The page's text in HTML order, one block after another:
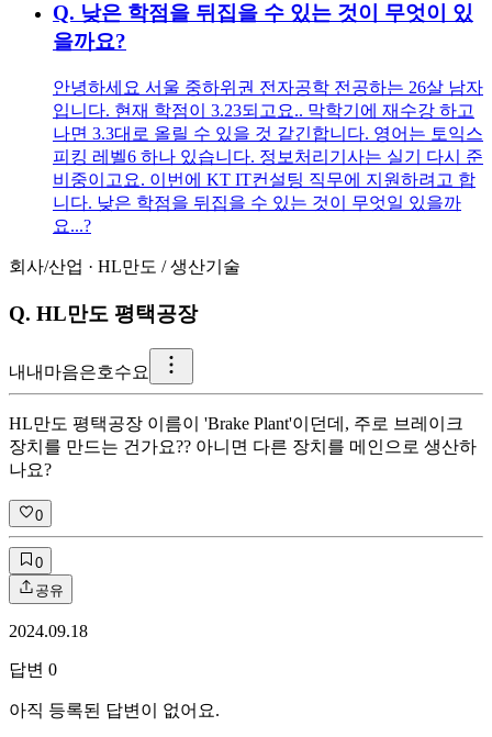
Q. 낮은 학점을 뒤집을 수 있는 것이 무엇이 있
을까요?
안녕하세요 서울 중하위권 전자공학 전공하는 26살 남자
입니다. 현재 학점이 3.23되고요.. 막학기에 재수강 하고
나면 3.3대로 올릴 수 있을 것 같긴합니다. 영어는 토익스
피킹 레벨6 하나 있습니다. 정보처리기사는 실기 다시 준
비중이고요. 이번에 KT IT컨설팅 직무에 지원하려고 합
니다. 낮은 학점을 뒤집을 수 있는 것이 무엇일 있을까
요...?
회사/산업 · HL만도 /생산기술
Q. HL만도 평택공장
내 내마음은호수요
HL만도 평택공장 이름이 'Brake Plant'이던데, 주로 브레이크
장치를 만드는 건가요?? 아니면 다른 장치를 메인으로 생산하
나요?
0
0
공유
2024.09.18
답변 0
아직 등록된 답변이 없어요.